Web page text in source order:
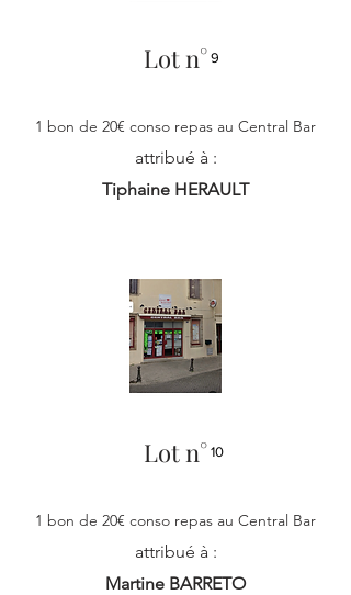
Lot n° 9
1 bon de 20€ conso repas au Central Bar
attribué à :
Tiphaine HERAULT
Lot n° 10
1 bon de 20€ conso repas au Central Bar
attribué à :
Martine BARRETO